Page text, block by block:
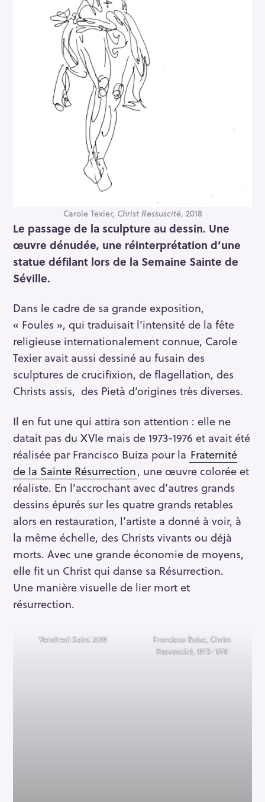
Carole Texier, Christ Ressuscité, 2018
Le passage de la sculpture au dessin. Une
œuvre dénudée, une réinterprétation d’une
statue défilant lors de la Semaine Sainte de
Séville.
Dans le cadre de sa grande exposition,
« Foules », qui traduisait l’intensité de la fête
religieuse internationalement connue, Carole
Texier avait aussi dessiné au fusain des
sculptures de crucifixion, de flagellation, des
Christs assis, des Pietà d’origines très diverses.
Il en fut une qui attira son attention : elle ne
datait pas du XVIe mais de 1973-1976 et avait été
réalisée par Francisco Buiza pour la Fraternité
de la Sainte Résurrection, une œuvre colorée et
réaliste. En l’accrochant avec d’autres grands
dessins épurés sur les quatre grands retables
alors en restauration, l’artiste a donné à voir, à
la même échelle, des Christs vivants ou déjà
morts. Avec une grande économie de moyens,
elle fit un Christ qui danse sa Résurrection.
Une manière visuelle de lier mort et
résurrection.
Vendredi Saint 2019
Francisco Buiza, Christ
Ressuscité, 1973-1976